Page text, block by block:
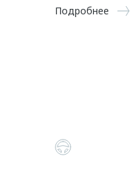
Подробнее